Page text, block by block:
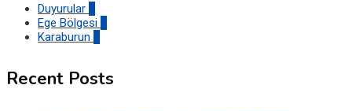
Duyurular
Ege Bölgesi
Karaburun
Recent Posts